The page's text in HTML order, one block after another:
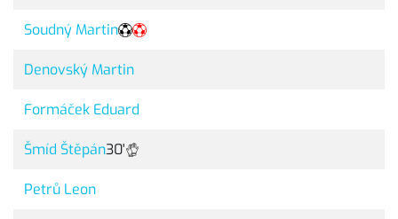
Soudný Martin
Denovský Martin
Formáček Eduard
Šmíd Štěpán30'
Petrů Leon